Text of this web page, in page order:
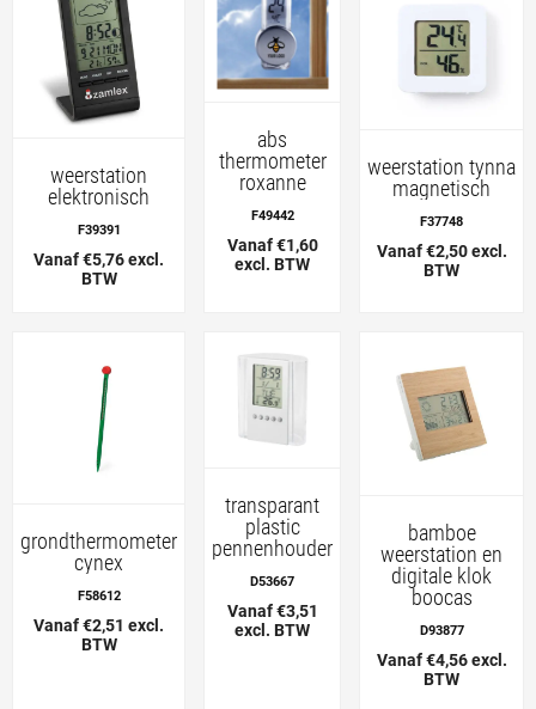
weerstation
elektronisch
F39391
Vanaf €5,76 excl.
BTW
abs
thermometer
roxanne
F49442
Vanaf €1,60
excl. BTW
weerstation tynna
magnetisch
F37748
Vanaf €2,50 excl.
BTW
grondthermometer
cynex
F58612
Vanaf €2,51 excl.
BTW
transparant
plastic
pennenhouder
D53667
Vanaf €3,51
excl. BTW
bamboe
weerstation en
digitale klok
boocas
D93877
Vanaf €4,56 excl.
BTW